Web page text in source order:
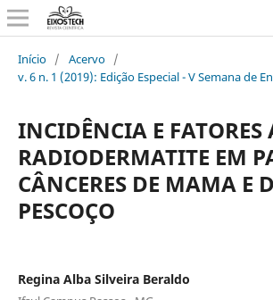
Início / Acervo /
v. 6 n. 1 (2019): Edição Especial - V Semana de
INCIDÊNCIA E FATORES
RADIODERMATITE EM
CÂNCERES DE MAMA E
PESCOÇO
Regina Alba Silveira Beraldo